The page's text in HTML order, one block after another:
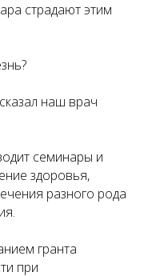
страдают этим
наш врач
семинары и
здоровья,
разного рода
гранта
при